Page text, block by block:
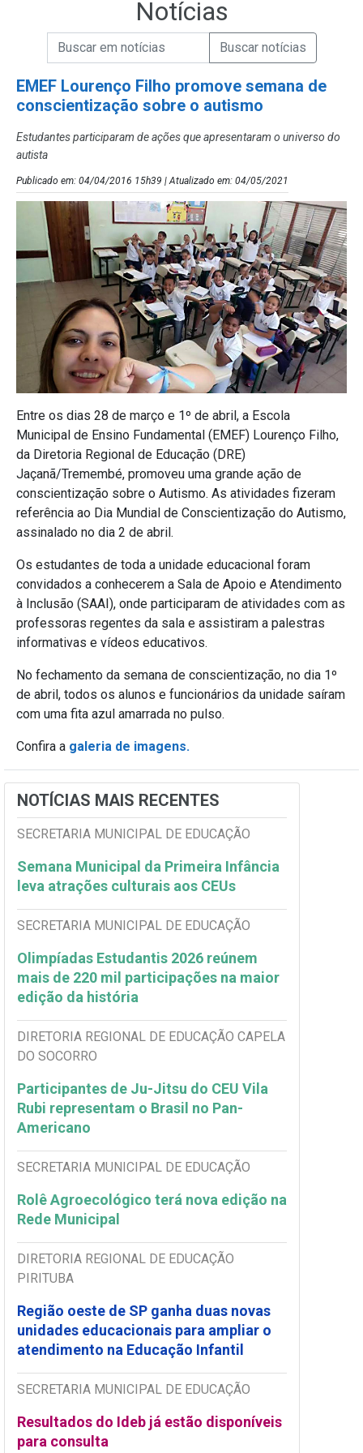
Notícias
Campo de Busca de Notícias
Campo de Busca de informaçõesEnviar a Busca de Notícias
EMEF Lourenço Filho promove semana de
conscientização sobre o autismo
Estudantes participaram de ações que apresentaram o universo do
autista
Publicado em: 04/04/2016 15h39 | Atualizado em: 04/05/2021
Entre os dias 28 de março e 1º de abril, a Escola
Municipal de Ensino Fundamental (EMEF) Lourenço Filho,
da Diretoria Regional de Educação (DRE)
Jaçanã/Tremembé, promoveu uma grande ação de
conscientização sobre o Autismo. As atividades fizeram
referência ao Dia Mundial de Conscientização do Autismo,
assinalado no dia 2 de abril.
Os estudantes de toda a unidade educacional foram
convidados a conhecerem a Sala de Apoio e Atendimento
à Inclusão (SAAI), onde participaram de atividades com as
professoras regentes da sala e assistiram a palestras
informativas e vídeos educativos.
No fechamento da semana de conscientização, no dia 1º
de abril, todos os alunos e funcionários da unidade saíram
com uma fita azul amarrada no pulso.
Confira a galeria de imagens.
NOTÍCIAS MAIS RECENTES
SECRETARIA MUNICIPAL DE EDUCAÇÃO
Semana Municipal da Primeira Infância
leva atrações culturais aos CEUs
SECRETARIA MUNICIPAL DE EDUCAÇÃO
Olimpíadas Estudantis 2026 reúnem
mais de 220 mil participações na maior
edição da história
DIRETORIA REGIONAL DE EDUCAÇÃO CAPELA
DO SOCORRO
Participantes de Ju-Jitsu do CEU Vila
Rubi representam o Brasil no Pan-
Americano
SECRETARIA MUNICIPAL DE EDUCAÇÃO
Rolê Agroecológico terá nova edição na
Rede Municipal
DIRETORIA REGIONAL DE EDUCAÇÃO
PIRITUBA
Região oeste de SP ganha duas novas
unidades educacionais para ampliar o
atendimento na Educação Infantil
SECRETARIA MUNICIPAL DE EDUCAÇÃO
Resultados do Ideb já estão disponíveis
para consulta